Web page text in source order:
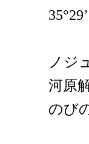
ノジ
河原
のび